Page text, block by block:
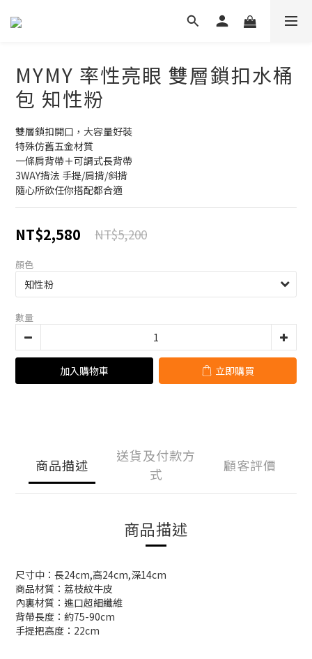
MYMY 率性亮眼 雙層鎖扣水桶
包 知性粉
雙層鎖扣開口，大容量好裝
特殊仿舊五金材質
一條肩背帶＋可調式長背帶
3WAY揹法 手提/肩揹/斜揹
隨心所欲任你搭配都合適
NT$2,580 NT$5,200
顏色
數量
加入購物車 立即購買
商品描述
送貨及付款方
式
顧客評價
商品描述
尺寸中：長24cm,高24cm,深14cm
商品材質：荔枝紋牛皮
內裏材質：進口超細纖維
背帶長度：約75-90cm
手提把高度：22cm